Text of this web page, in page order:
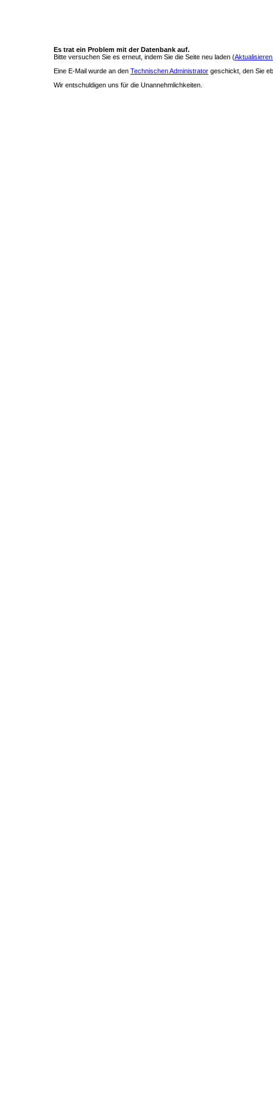
Es trat ein Problem mit der Datenbank auf.
Bitte versuchen Sie es erneut, indem Sie die Seite neu laden (
Eine E-Mail wurde an den Technischen Administrator geschickt, den Sie
Wir entschuldigen uns für die Unannehmlichkeiten.